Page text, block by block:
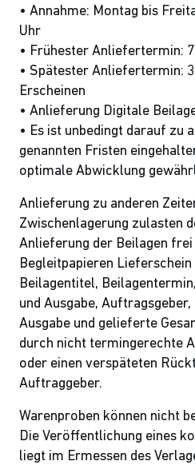
• Annahme: Montag bis
Uhr
• Frühester Anliefertermin:
• Spätester Anliefertermin:
Erscheinen
• Anlieferung Digitale
• Es ist unbedingt darauf zu
genannten Fristen
optimale Abwicklung
Anlieferung zu anderen
Zwischenlagerung zulasten
Anlieferung der Beilagen
Begleitpapieren
Beilagentitel,
und Ausgabe,
Ausgabe und gelieferte
durch nicht termingerechte
oder einen verspäteten
Auftraggeber.
Warenproben können nicht
Die Veröffentlichung eines
liegt im Ermessen des